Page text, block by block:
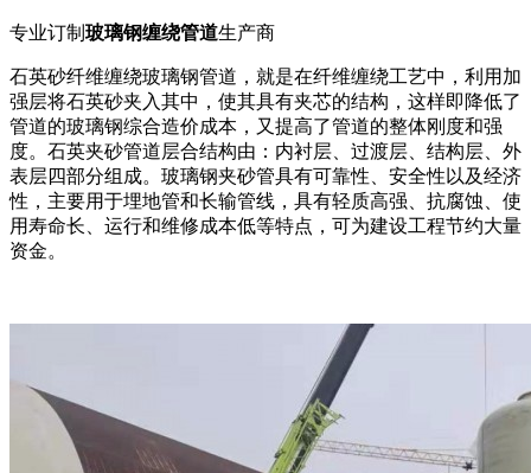
专业订制 玻璃钢缠绕管道生产商
石英砂纤维缠绕玻璃钢管道，就是在纤维缠绕工艺中，利用加
强层将石英砂夹入其中，使其具有夹芯的结构，这样即降低了
管道的玻璃钢综合造价成本，又提高了管道的整体刚度和强
度。石英夹砂管道层合结构由：内衬层、过渡层、结构层、外
表层四部分组成。玻璃钢夹砂管具有可靠性、安全性以及经济
性，主要用于埋地管和长输管线，具有轻质高强、抗腐蚀、使
用寿命长、运行和维修成本低等特点，可为建设工程节约大量
资金。